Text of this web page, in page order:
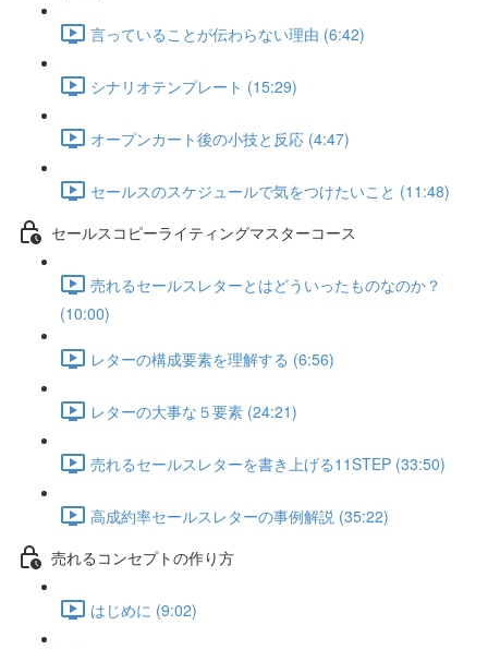
言っていることが伝わらない理由 (6:42)
シナリオテンプレート (15:29)
オープンカート後の小技と反応 (4:47)
セールスのスケジュールで気をつけたいこと (11:48)
セールスコピーライティングマスターコース
売れるセールスレターとはどういったものなのか？
(10:00)
レターの構成要素を理解する (6:56)
レターの大事な５要素 (24:21)
売れるセールスレターを書き上げる11STEP (33:50)
高成約率セールスレターの事例解説 (35:22)
売れるコンセプトの作り方
はじめに (9:02)